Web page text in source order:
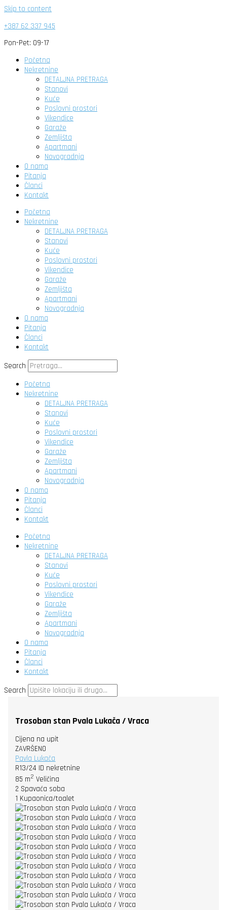
Skip to content
+387 62 337 945
Pon-Pet: 09-17
Početna
Nekretnine
DETALJNA PRETRAGA
Stanovi
Kuće
Poslovni prostori
Vikendice
Garaže
Zemljišta
Apartmani
Novogradnja
O nama
Pitanja
Članci
Kontakt
Početna
Nekretnine
DETALJNA PRETRAGA
Stanovi
Kuće
Poslovni prostori
Vikendice
Garaže
Zemljišta
Apartmani
Novogradnja
O nama
Pitanja
Članci
Kontakt
Search
Početna
Nekretnine
DETALJNA PRETRAGA
Stanovi
Kuće
Poslovni prostori
Vikendice
Garaže
Zemljišta
Apartmani
Novogradnja
O nama
Pitanja
Članci
Kontakt
Početna
Nekretnine
DETALJNA PRETRAGA
Stanovi
Kuće
Poslovni prostori
Vikendice
Garaže
Zemljišta
Apartmani
Novogradnja
O nama
Pitanja
Članci
Kontakt
Search
Trosoban stan Pvala Lukača / Vraca
Cijena na upit
ZAVRŠENO
Pavla Lukača
R13/24 ID nekretnine
85 m2 Veličina
2 Spavaća soba
1 Kupaonica/toalet